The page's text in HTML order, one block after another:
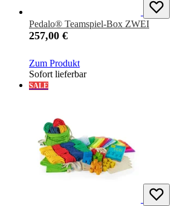
Pedalo® Teamspiel-Box ZWEI
257,00 €
Zum Produkt
Sofort lieferbar
SALE